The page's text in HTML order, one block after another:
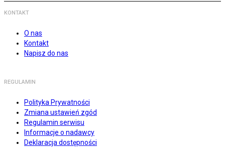
KONTAKT
O nas
Kontakt
Napisz do nas
REGULAMIN
Polityka Prywatności
Zmiana ustawień zgód
Regulamin serwisu
Informacje o nadawcy
Deklaracja dostępności